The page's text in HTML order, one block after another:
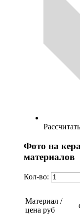
Фото на
материалов
Кол-во:
Материал /
цена руб